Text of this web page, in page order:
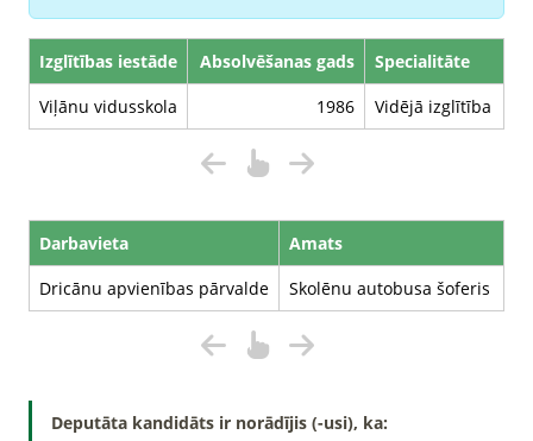
Izglītības iestāde Absolvēšanas gads
Specialitāte
Viļānu vidusskola
1986 Vidējā izglītība
Darbavieta
Amats
Dricānu apvienības pārvalde
Skolēnu autobusa šoferis
Deputāta kandidāts ir norādījis (-usi), ka: